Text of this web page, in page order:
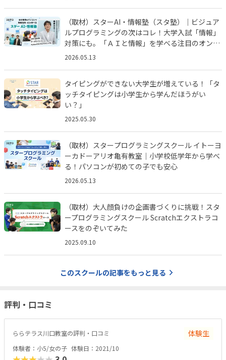
（取材）スターAI・情報塾（スタ塾）｜ビジュア
ルプログラミングの次はコレ！大学入試「情報」
対策にも。「ＡＩと情報」を学べる注目のオンラ
インスクールにインタビュー
2026.05.13
タイピングができない大学生が増えている！「タ
ッチタイピングは小学生から学んだほうがい
い？」
2025.05.30
（取材）スタープログラミングスクール イトーヨ
ーカドーアリオ亀有教室｜小学校低学年から学べ
る！パソコンが初めての子でも安心
2026.05.13
（取材）大人顔負けの企画書づくりに挑戦！スタ
ープログラミングスクール Scratchエクストラコ
ースをのぞいてみた
2025.09.10
このスクールの記事をもっと見る
評判・口コミ
ららテラス川口教室の評判・口コミ 体験生
体験者：小5/女の子 体験日：2021/10